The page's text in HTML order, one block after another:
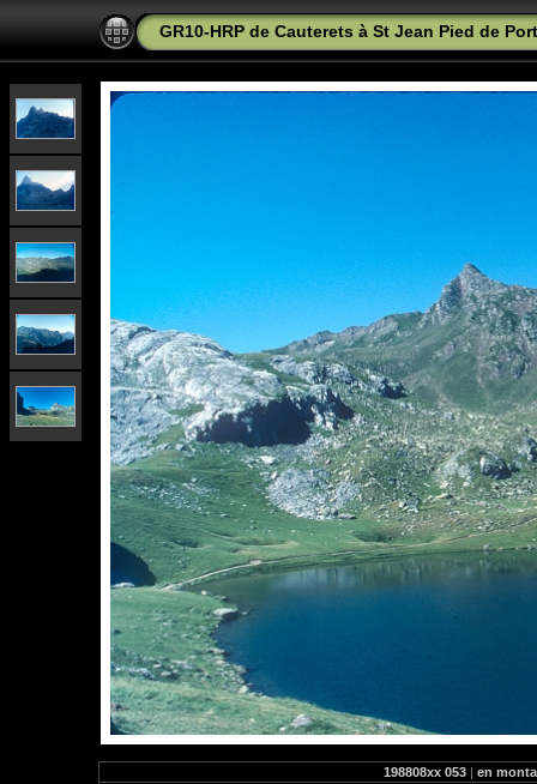
GR10-HRP de Cauterets à St Jean Pied de
198808xx 053 | en